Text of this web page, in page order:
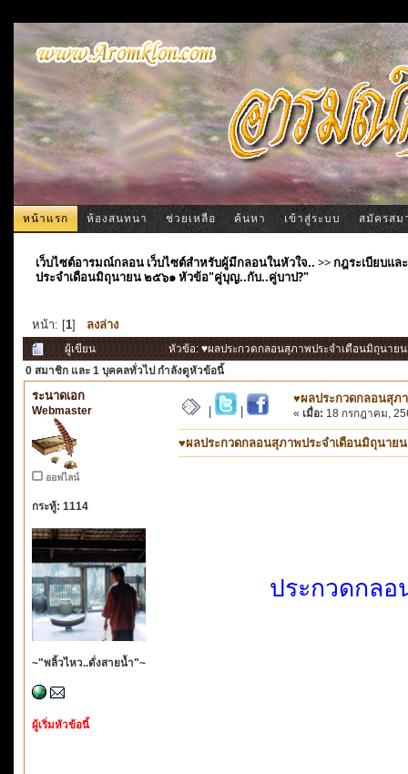
หน้าแรก ห้องสนทนา ช่วยเหลือ ค้นหา เข้าสู่ระบบ สมัครสม
เว็บไซต์อารมณ์กลอน เว็บไซต์สำหรับผู้มีกลอนในหัวใจ.. >>กฎระเบียบแล
ประจำเดือนมิถุนายน ๒๕๖๑ หัวข้อ"คู่บุญ..กับ..คู่บาป?"
หน้า: [1] ลงล่าง
ผู้เขียน
หัวข้อ: ♥ผลประกวดกลอนสุภาพประจำเดือนมิถุนา
0 สมาชิก และ 1 บุคคลทั่วไป กำลังดูหัวข้อนี้
ระนาดเอก
Webmaster
ออฟไลน์
กระทู้: 1114
~"พลิ้วไหว..ดั่งสายน้ำ"~
ผู้เริ่มหัวข้อนี้
♥ผลประกวดกลอนสุ
« เมื่อ: 18 กรกฎาคม,
♥ผลประกวดกลอนสุภาพประจำเดือนมิถุนา
ประกวดกล